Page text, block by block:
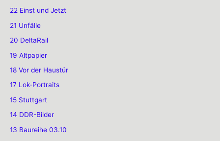
22 Einst und Jetzt
21 Unfälle
20 DeltaRail
19 Altpapier
18 Vor der Haustür
17 Lok-Portraits
15 Stuttgart
14 DDR-Bilder
13 Baureihe 03.10